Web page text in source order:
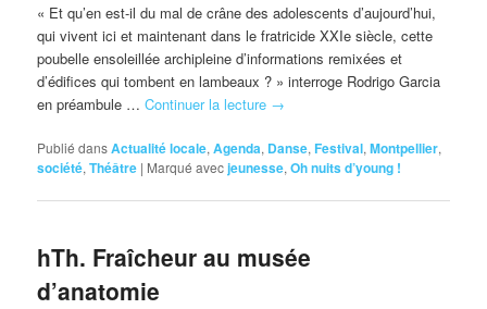
« Et qu’en est-il du mal de crâne des adolescents d’aujourd’hui,
qui vivent ici et maintenant dans le fratricide XXIe siècle, cette
poubelle ensoleillée archipleine d’informations remixées et
d’édifices qui tombent en lambeaux ? » interroge Rodrigo Garcia
en préambule …Continuer la lecture →
Publié dansActualité locale,Agenda, Danse,Festival,Montpellier,
société,Théâtre | Marqué avecjeunesse,Oh nuits d’young !
hTh. Fraîcheur au musée
d’anatomie